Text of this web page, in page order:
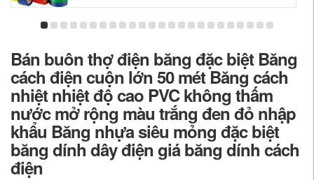
Bán buôn thợ điện băng đặc biệt Băng
cách điện cuộn lớn 50 mét Băng cách
nhiệt nhiệt độ cao PVC không thấm
nước mở rộng màu trắng đen đỏ nhập
khẩu Băng nhựa siêu mỏng đặc biệt
băng dính dây điện giá băng dính cách
điện